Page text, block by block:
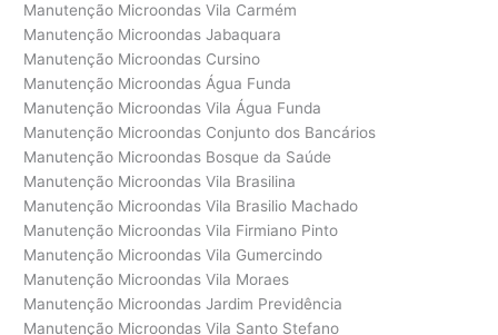
Manutenção Microondas Vila Carmém
Manutenção Microondas Jabaquara
Manutenção Microondas Cursino
Manutenção Microondas Água Funda
Manutenção Microondas Vila Água Funda
Manutenção Microondas Conjunto dos Bancários
Manutenção Microondas Bosque da Saúde
Manutenção Microondas Vila Brasilina
Manutenção Microondas Vila Brasilio Machado
Manutenção Microondas Vila Firmiano Pinto
Manutenção Microondas Vila Gumercindo
Manutenção Microondas Vila Moraes
Manutenção Microondas Jardim Previdência
Manutenção Microondas Vila Santo Stefano